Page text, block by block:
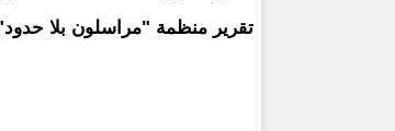
تقرير منظمة "مراسلون بلا